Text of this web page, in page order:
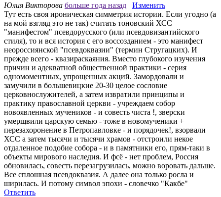
Юлия Викторова больше года назад
Изменить
Тут есть своя ироническая симметрия истории. Если угодно (а
на мой взгляд это не так) считать тоновский ХСС
"манифестом" псевдорусского (или псевдовизантийского
стиля), то и вся история с его воссозданием - это манифест
неороссиянской "псевдоквазии" (термин Стругацких). И
прежде всего - квазираскаяния. Вместо глубокого изучения
причин и адекватной общественной практики - серия
одномоментных, упрощенных акций. Замордовали и
замучили в большевицкие 20-30 целое сословие
церковнослужителей, а затем извратили принципы и
практику православной церкви - учреждаем собор
новоявленных мучеников - и совесть чиста !, зверски
умерщвили царскую семью - тоже в новомученики +
перезахоронение в Петропавловке - и порядочек!, взорвали
ХСС а затем тысячи и тысячи храмов - отстроили некое
отдаленное подобие собора - и в памятники его, прям-таки в
объекты мирового наследия. И фсё - нет проблем, Россия
обновилась, совесть перезагрузилась, можно воровать дальше.
Все сплошная псевдоквазия. А далее она только росла и
ширилась. И потому символ эпохи - словечко "Какбе"
Ответить